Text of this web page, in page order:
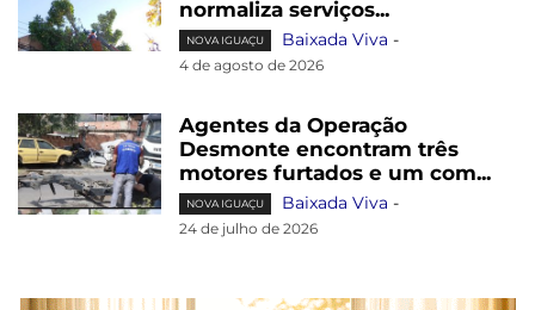
normaliza serviços...
NOVA IGUAÇU Baixada Viva -
4 de agosto de 2026
Agentes da Operação
Desmonte encontram três
motores furtados e um com...
NOVA IGUAÇU Baixada Viva -
24 de julho de 2026